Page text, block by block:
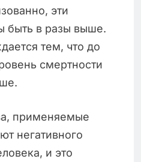
эти
быть в разы выше.
тем, что до
смертности
применяемые
негативного
и это